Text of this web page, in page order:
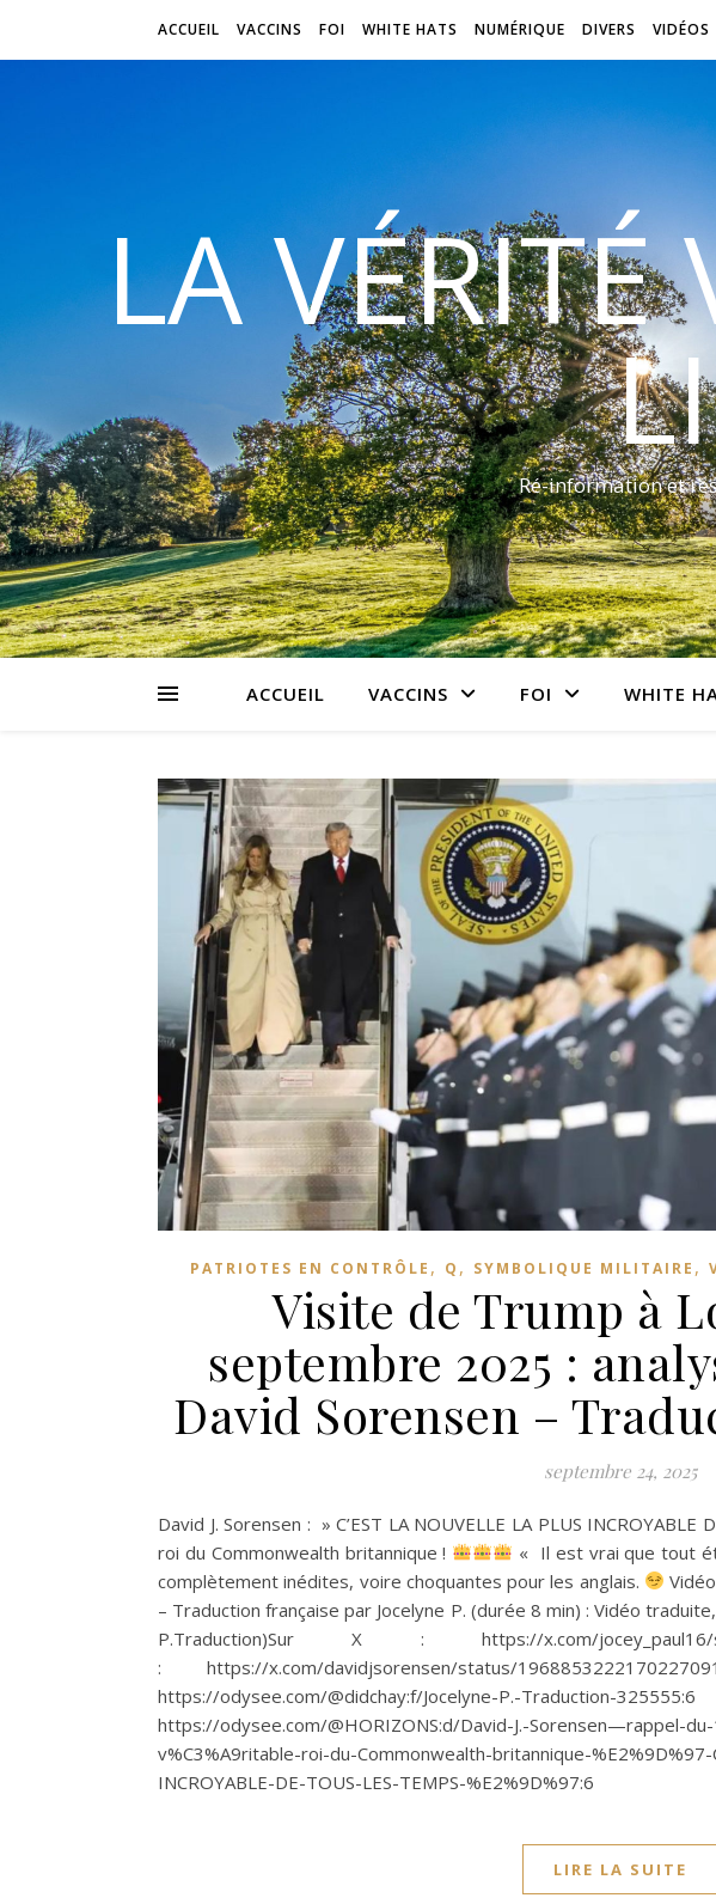
ACCUEIL VACCINS FOI WHITE HATS NUMÉRIQUE DIVERS VIDÉOS
LA VÉRITÉ
Ré-information et
ACCUEIL VACCINS FOI WHITE
PATRIOTES EN CONTRÔLE , Q , SYMBOLIQUE MILITAIRE ,
Visite de Trump à
septembre 2025 :
David Sorensen –
septembre 24, 2025
David J. Sorensen : » C’EST LA NOUVELLE LA PLUS
roi du Commonwealth britannique !
« Il est vrai que tout
complètement inédites, voire choquantes pour les anglais.
– Traduction française par Jocelyne P. (durée 8 min) : Vidéo
P.Traduction)Sur X : https://x.com/jocey_paul16/
: https://x.com/davidjsorensen/status/
https://odysee.com/@didchay:f/Jocelyne-P.-Traduction-
https://odysee.com/@HORIZONS:d/David-J.-Sorensen—rappel-
v%C3%A9ritable-roi-du-Commonwealth-britannique-%E2%9D%97-
INCROYABLE-DE-TOUS-LES-TEMPS-%E2%9D%97:6
LIRE LA SUITE